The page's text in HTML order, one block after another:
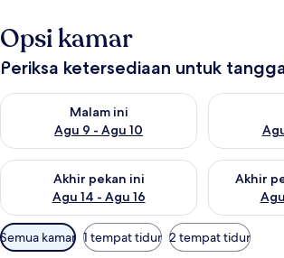
Opsi kamar
Periksa ketersediaan untuk
Malam ini
Agu 9 - Agu 10
Periksa ketersediaan untuk malam ini Agu 9
Periksa
Akhir pekan ini
Agu 14 - Agu 16
Periksa ketersediaan untuk akhir pekan ini
Akhir
Periksa
Filter
tersedia
Semua kamar 1 tempat tidur 2 tempat tidur